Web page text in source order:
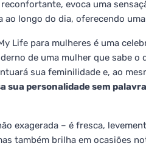
evoca uma
longo do dia, oferecendo
Life para mulheres é uma
de uma mulher que sabe o
sua feminilidade e, ao
sua personalidade sem
exagerada – é fresca,
também brilha em ocasiões